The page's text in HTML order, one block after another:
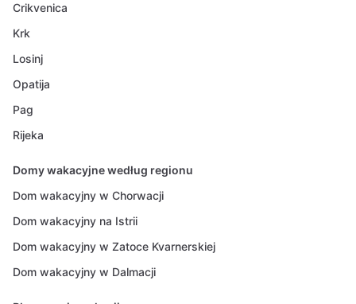
Crikvenica
Krk
Losinj
Opatija
Pag
Rijeka
Domy wakacyjne według regionu
Dom wakacyjny w Chorwacji
Dom wakacyjny na Istrii
Dom wakacyjny w Zatoce Kvarnerskiej
Dom wakacyjny w Dalmacji